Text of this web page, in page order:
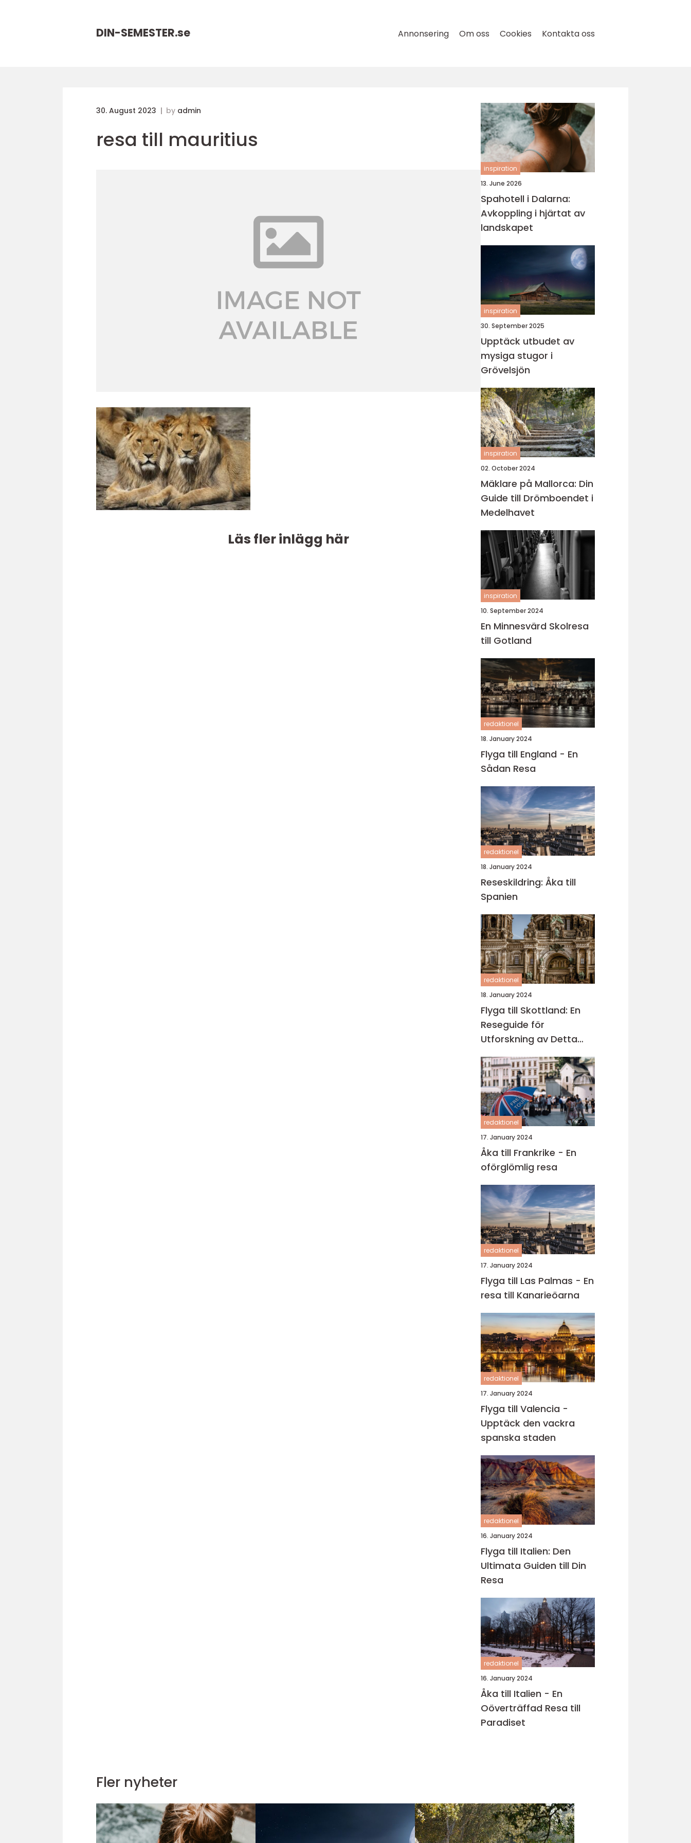
DIN-SEMESTER.se Annonsering Om oss Cookies Kontakta oss
30. August 2023 by admin
resa till mauritius
Läs fler inlägg här
inspiration
13. June 2026
Spahotell i Dalarna:
Avkoppling i hjärtat av
landskapet
inspiration
30. September 2025
Upptäck utbudet av
mysiga stugor i
Grövelsjön
inspiration
02. October 2024
Mäklare på Mallorca: Din
Guide till Drömboendet i
Medelhavet
inspiration
10. September 2024
En Minnesvärd Skolresa
till Gotland
redaktionel
18. January 2024
Flyga till England - En
Sådan Resa
redaktionel
18. January 2024
Reseskildring: Åka till
Spanien
redaktionel
18. January 2024
Flyga till Skottland: En
Reseguide för
Utforskning av Detta
Fascinerande Land
redaktionel
17. January 2024
Åka till Frankrike - En
oförglömlig resa
redaktionel
17. January 2024
Flyga till Las Palmas - En
resa till Kanarieöarna
redaktionel
17. January 2024
Flyga till Valencia -
Upptäck den vackra
spanska staden
redaktionel
16. January 2024
Flyga till Italien: Den
Ultimata Guiden till Din
Resa
redaktionel
16. January 2024
Åka till Italien - En
Oöverträffad Resa till
Paradiset
Fler nyheter